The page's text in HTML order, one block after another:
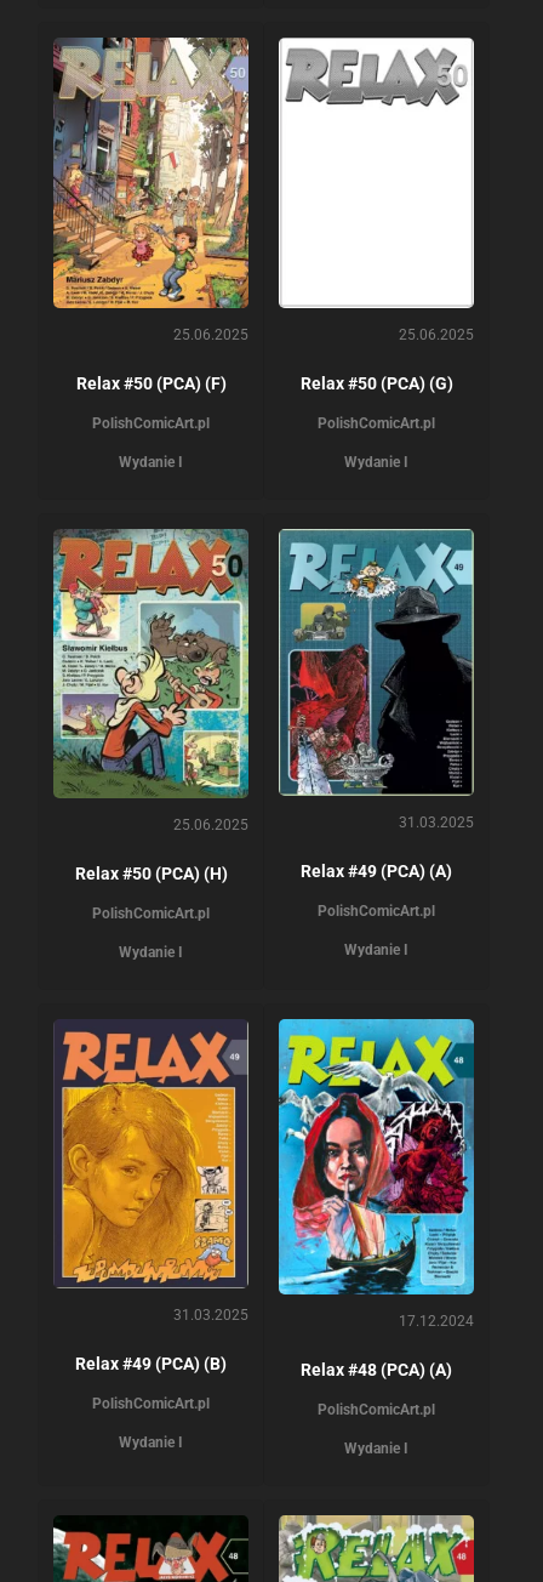
25.06.2025
Relax #50 (PCA) (F)
PolishComicArt.pl
Wydanie I
25.06.2025
Relax #50 (PCA) (G)
PolishComicArt.pl
Wydanie I
25.06.2025
Relax #50 (PCA) (H)
PolishComicArt.pl
Wydanie I
31.03.2025
Relax #49 (PCA) (A)
PolishComicArt.pl
Wydanie I
31.03.2025
Relax #49 (PCA) (B)
PolishComicArt.pl
Wydanie I
17.12.2024
Relax #48 (PCA) (A)
PolishComicArt.pl
Wydanie I